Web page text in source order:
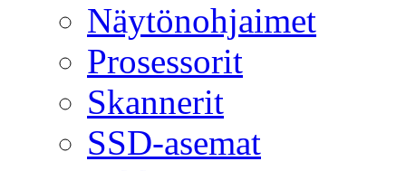
Näytönohjaimet
Prosessorit
Skannerit
SSD-asemat